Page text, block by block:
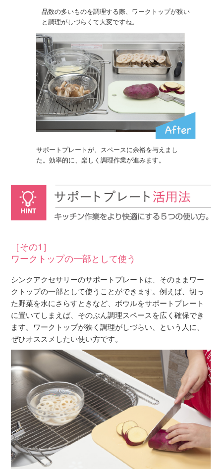
品数の多いものを調理する際、ワークトップが狭い
と調理がしづらくて大変ですね。
サポートプレートが、スペースに余裕を与えまし
た。効率的に、楽しく調理作業が進みます。
［その1］
ワークトップの一部として使う
シンクアクセサリーのサポートプレートは、そのままワー
クトップの一部として使うことができます。例えば、切っ
た野菜を水にさらすときなど、ボウルをサポートプレート
に置いてしまえば、そのぶん調理スペースを広く確保でき
ます。ワークトップが狭く調理がしづらい、という人に、
ぜひオススメしたい使い方です。